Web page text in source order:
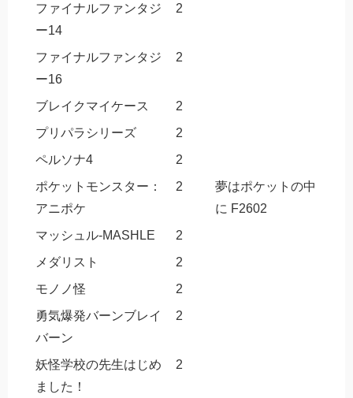
ファイナルファンタジ
ー14
2
ファイナルファンタジ
ー16
2
ブレイクマイケース
2
プリパラシリーズ
2
ペルソナ4
2
ポケットモンスター：
アニポケ
2
夢はポケットの中
に F2602
マッシュル-MASHLE
2
メダリスト
2
モノノ怪
2
勇気爆発バーンブレイ
バーン
2
妖怪学校の先生はじめ
ました！
2